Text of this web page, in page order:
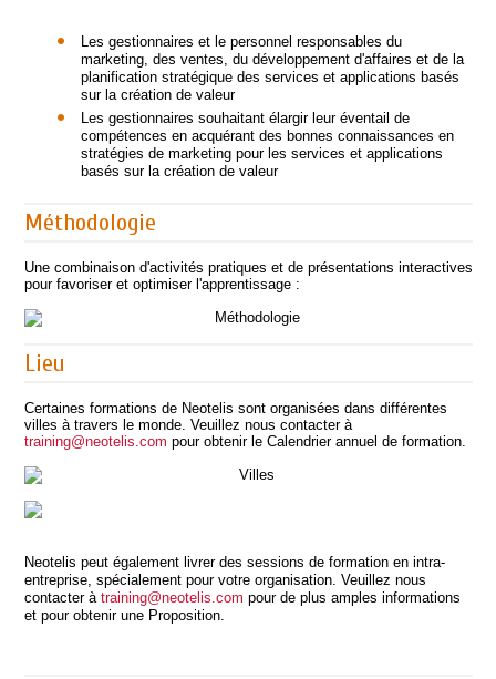
Les gestionnaires et le personnel responsables du
marketing, des ventes, du développement d'affaires et de la
planification stratégique des services et applications basés
sur la création de valeur
Les gestionnaires souhaitant élargir leur éventail de
compétences en acquérant des bonnes connaissances en
stratégies de marketing pour les services et applications
basés sur la création de valeur
Méthodologie
Une combinaison d'activités pratiques et de présentations interactives
pour favoriser et optimiser l'apprentissage :
Lieu
Certaines formations de Neotelis sont organisées dans différentes
villes à travers le monde. Veuillez nous contacter à
training@neotelis.com pour obtenir le Calendrier annuel de formation.
Neotelis peut également livrer des sessions de formation en intra-
entreprise, spécialement pour votre organisation. Veuillez nous
contacter à training@neotelis.com pour de plus amples informations
et pour obtenir une Proposition.